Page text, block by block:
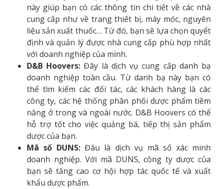
này giúp bạn có các thông tin chi tiết về các nhà
cung cấp như về trang thiết bị, máy móc, nguyên
liệu sản xuất thuốc… Từ đó, bạn sẽ lựa chọn quyết
định và quản lý được nhà cung cấp phù hợp nhất
với doanh nghiệp của mình.
D&B Hoovers: Đây là dịch vụ cung cấp danh bạ
doanh nghiệp toàn cầu. Từ danh bạ này bạn có
thể tìm kiếm các đối tác, các khách hàng là các
công ty, các hệ thống phân phối dược phẩm tiềm
năng ở trong và ngoài nước. D&B Hoovers có thể
hỗ trợ tốt cho việc quảng bá, tiếp thị sản phẩm
dược của bạn.
Mã số DUNS: Đâu là dịch vụ mã số xác minh
doanh nghiệp. Với mã DUNS, công ty dược của
bạn sẽ tăng cao cơ hội hợp tác quốc tế và xuất
khẩu dược phẩm.